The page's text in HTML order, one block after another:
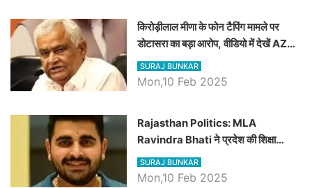
किरोड़ीलाल मीणा के फोन टैपिंग मामले पर
डोटासरा का बड़ा आरोप, वीडियो में देखें AZ
बड़ी खबरें
SURAJ BUNKAR
Mon,10 Feb 2025
Rajasthan Politics: MLA
Ravindra Bhati ने प्रदेश की शिक्षा
व्यवस्था पर उठाए सवाल, Madan
Dilawar पर हमला करते हुए गिनवाये खाली
SURAJ BUNKAR
Mon,10 Feb 2025